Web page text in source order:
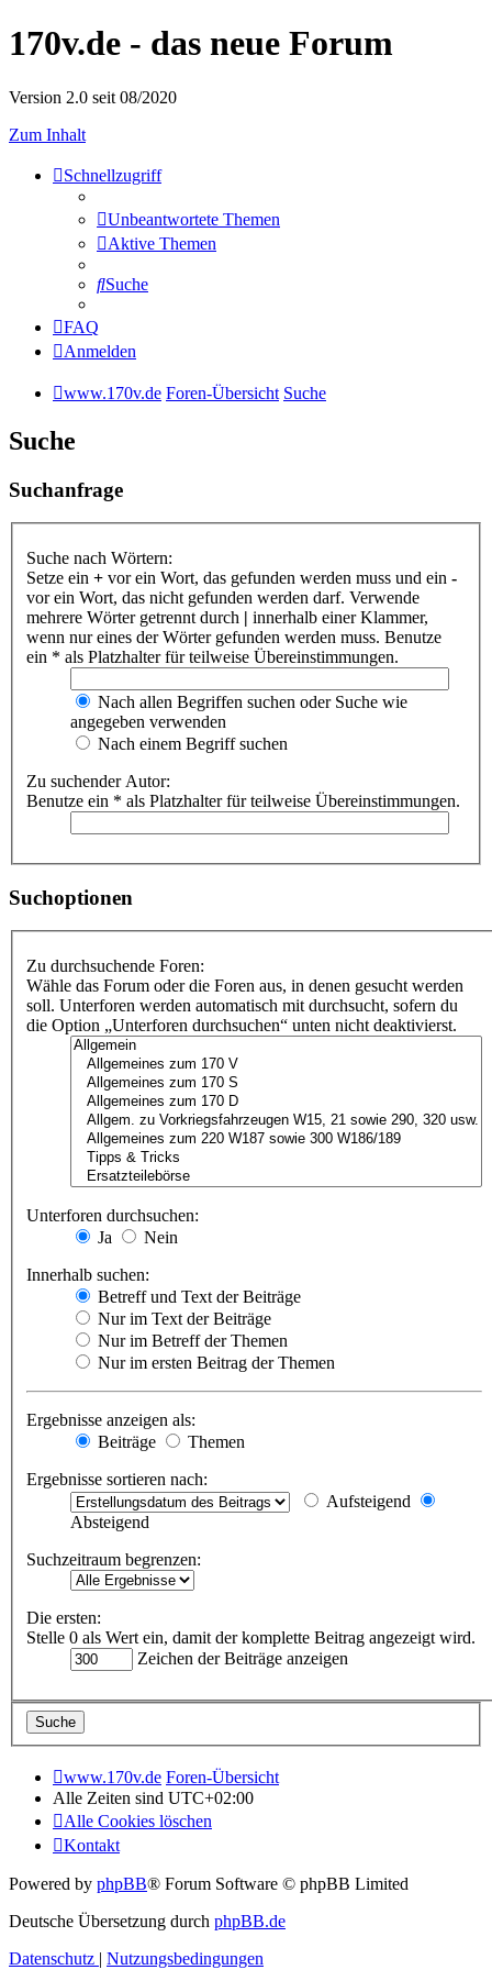
170v.de - das neue Forum
Version 2.0 seit 08/2020
Zum Inhalt
Schnellzugriff
Unbeantwortete Themen
Aktive Themen
Suche
FAQ
Anmelden
www.170v.de Foren-Übersicht Suche
Suche
Suchanfrage
Suche nach Wörtern:
Setze ein + vor ein Wort, das gefunden werden muss und ein -
vor ein Wort, das nicht gefunden werden darf. Verwende
mehrere Wörter getrennt durch | innerhalb einer Klammer,
wenn nur eines der Wörter gefunden werden muss. Benutze
ein * als Platzhalter für teilweise Übereinstimmungen.
Nach allen Begriffen suchen oder Suche wie
angegeben verwenden
Nach einem Begriff suchen
Zu suchender Autor:
Benutze ein * als Platzhalter für teilweise Übereinstimmungen.
Suchoptionen
Zu durchsuchende Foren:
Wähle das Forum oder die Foren aus, in denen gesucht werden
soll. Unterforen werden automatisch mit durchsucht, sofern du
die Option „Unterforen durchsuchen“ unten nicht deaktivierst.
Unterforen durchsuchen:
Ja
Nein
Innerhalb suchen:
Betreff und Text der Beiträge
Nur im Text der Beiträge
Nur im Betreff der Themen
Nur im ersten Beitrag der Themen
Ergebnisse anzeigen als:
Beiträge
Themen
Ergebnisse sortieren nach:
Aufsteigend
Absteigend
Suchzeitraum begrenzen:
Die ersten:
Stelle 0 als Wert ein, damit der komplette Beitrag angezeigt wird.
Zeichen der Beiträge anzeigen
www.170v.de Foren-Übersicht
Alle Zeiten sind UTC+02:00
Alle Cookies löschen
Kontakt
Powered by phpBB® Forum Software © phpBB Limited
Deutsche Übersetzung durch phpBB.de
Datenschutz | Nutzungsbedingungen